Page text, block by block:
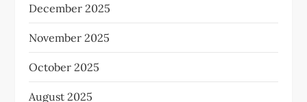
December 2025
November 2025
October 2025
August 2025